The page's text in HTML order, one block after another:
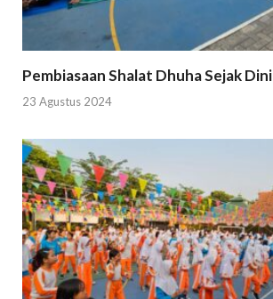
Pembiasaan Shalat Dhuha Sejak Dini
23 Agustus 2024